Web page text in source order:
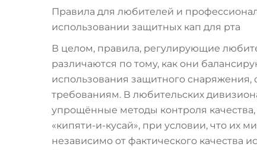
Правила для любителей и
использовании защитных кап для рта
В целом, правила, регулирующие
различаются по тому, как они
использования защитного
требованиям. В любительских
упрощённые методы контроля
«кипяти-и-кусай», при условии, что их
независимо от фактического качества